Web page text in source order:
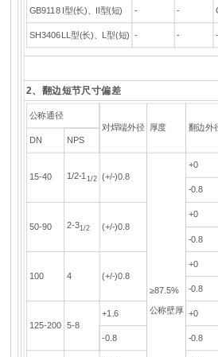
GB9118 I型(长)、II型(短) - -
SH3406LL型(长)、L型(短) - - -
2、翻边短节尺寸偏差
公称通径
对焊端外径 厚度 翻边外
DN NPS
15-40 1/2-1 1/2 (+/-)0.8
≥87.5%
公称壁厚
+0
-0.8
50-90 2-31/2 (+/-)0.8
+0
-0.8
100 4 (+/-)0.8
+0
-0.8
125-200 5-8
+1.6 +0
-0.8 -0.8